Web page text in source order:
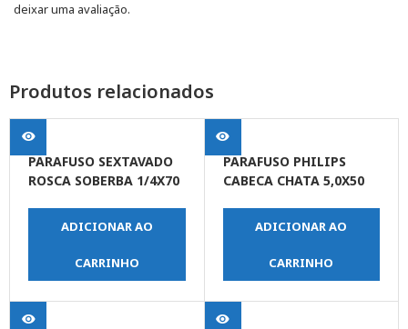
deixar uma avaliação.
Produtos relacionados
PARAFUSO SEXTAVADO
ROSCA SOBERBA 1/4X70
ADICIONAR AO
CARRINHO
PARAFUSO PHILIPS
CABECA CHATA 5,0X50
ADICIONAR AO
CARRINHO